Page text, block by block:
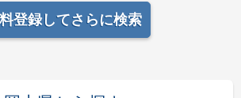
登録してさらに検索